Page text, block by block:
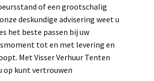
of een grootschalig
deskundige advisering weet u
het beste passen bij uw
tot en met levering en
Met Visser Verhuur Tenten
op kunt vertrouwen